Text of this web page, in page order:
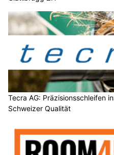
Tecra AG: Präzisionsschleifen
Schweizer Qualität